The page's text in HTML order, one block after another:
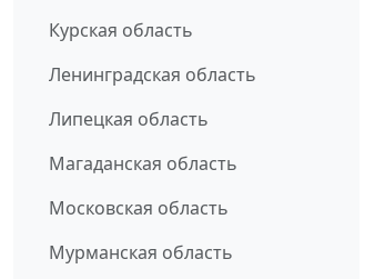
Курская область
Ленинградская область
Липецкая область
Магаданская область
Московская область
Мурманская область